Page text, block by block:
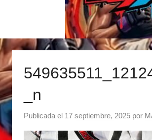
_n
Publicada el 17 septiembre, 2025 por